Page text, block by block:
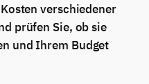
verschiedener
prüfen Sie, ob sie
und Ihrem Budget